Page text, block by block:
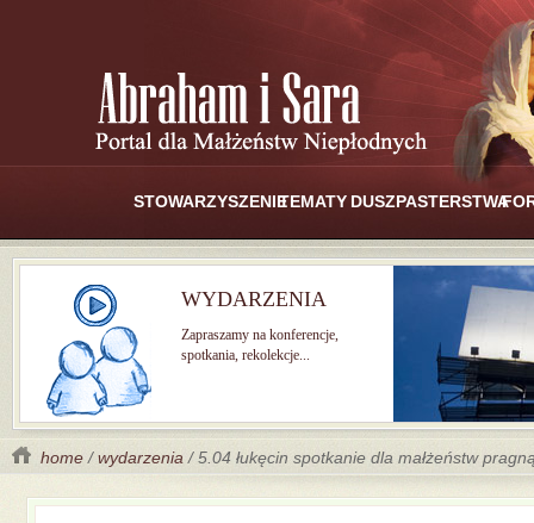
STOWARZYSZENIETEMATY DUSZPASTERSTWA
WYDARZENIA
Zapraszamy na konferencje,
spotkania, rekolekcje...
home /wydarzenia / 5.04 łukęcin spotkanie dla małżeństw